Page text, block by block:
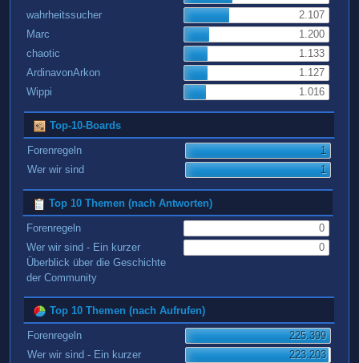
wahrheitssucher
2.107
Marc
1.200
chaotic
1.133
ArdinavonArkon
1.127
Wippi
1.016
Top-10-Boards
Forenregeln
1
Wer wir sind
1
Top 10 Themen (nach Antworten)
Forenregeln
0
Wer wir sind - Ein kurzer
Überblick über die Geschichte
der Community
0
Top 10 Themen (nach Aufrufen)
Forenregeln
225.399
Wer wir sind - Ein kurzer
223.203